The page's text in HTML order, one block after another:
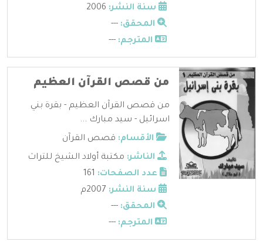
سنة النشر:
المحقق: ---
المترجم: ---
من قصص القرآن العظيم
من قصص القرآن العظيم - بقرة بني
اسرائيل - سيد مبارك ...
الأقسام: قصص القرآن
الناشر: مكتبة أولاد الشيخ للتراث
عدد الصفحات:
سنة النشر:
المحقق: ---
المترجم: ---